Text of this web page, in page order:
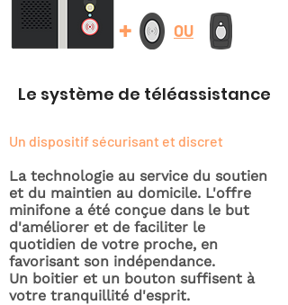
+ OU
Le système de téléassistance
Un dispositif sécurisant et discret
La technologie au service du soutien
et du maintien au domicile. L'offre
minifone a été conçue dans le but
d'améliorer et de faciliter le
quotidien de votre proche, en
favorisant son indépendance.
Un boitier et un bouton suffisent à
votre tranquillité d'esprit.